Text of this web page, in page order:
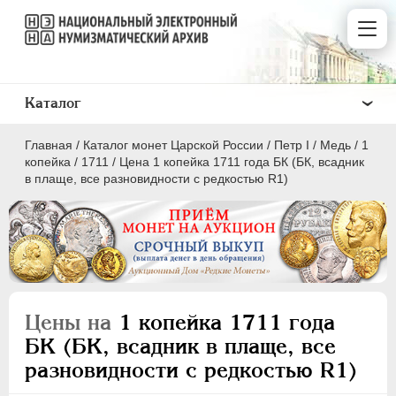
Главная / Каталог монет Царской России / Пeтр I / Медь / 1
копейка / 1711 / Цена 1 копейка 1711 года БК (БК, всадник
в плаще, все разновидности с редкостью R1)
Цены на 1 копейка 1711 года
БК (БК, всадник в плаще, все
разновидности с редкостью R1)
Каталог
ПEТР I 1699 - 1725
Серебро
Медь
5 копеек